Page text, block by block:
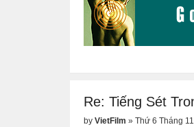
Re: Tiếng Sét
by VietFilm » Thứ 6 Tháng